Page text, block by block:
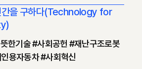
간을 구하다(Technology for
한기술 #사회공헌 #재난구조로봇
용자동차 #사회혁신